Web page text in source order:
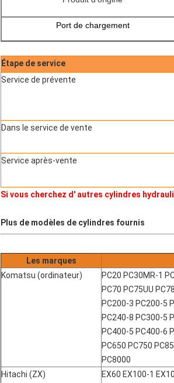
Port de chargement
Étape de service
Service de prévente
Dans le service de vente
Service après-vente
Si vous cherchez d' autres cylindres
Plus de modèles de cylindres fournis
Les marques
Komatsu (ordinateur)
PC20 PC30MR-1
PC70 PC75UU
PC200-3 PC200-5
PC240-8 PC300-5
PC400-5 PC400-6
PC650 PC750
PC8000
Hitachi (ZX)
EX60 EX100-1